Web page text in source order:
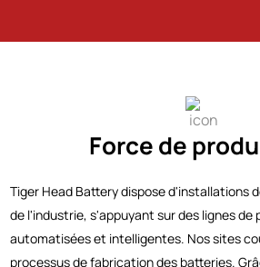
Force de
Tiger Head Battery dispose d'installations
de l'industrie, s'appuyant sur des lignes
automatisées et intelligentes. Nos sites
processus de fabrication des batteries.